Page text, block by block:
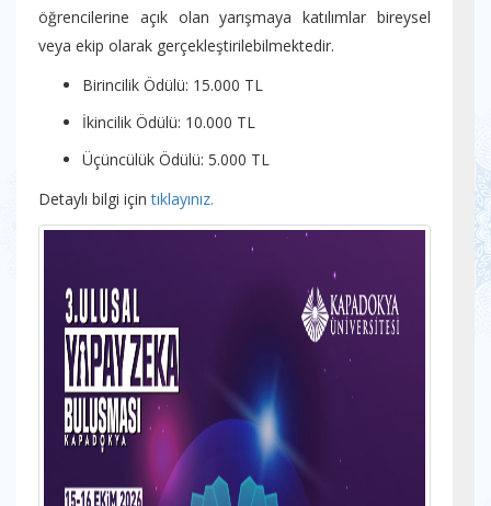
öğrencilerine açık olan yarışmaya katılımlar bireysel
veya ekip olarak gerçekleştirilebilmektedir.
Birincilik Ödülü: 15.000 TL
İkincilik Ödülü: 10.000 TL
Üçüncülük Ödülü: 5.000 TL
Detaylı bilgi içintıklayınız.